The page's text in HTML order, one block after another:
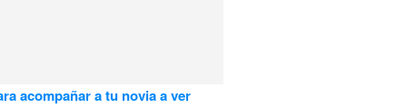
acompañar a tu novia a ver